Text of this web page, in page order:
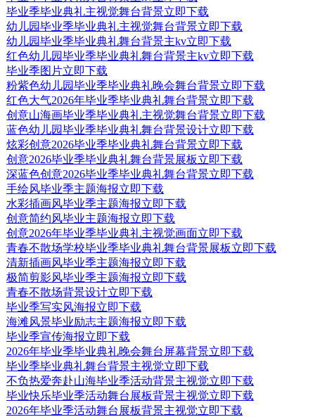
毕业季毕业典礼主视觉舞台背景立即下载
幼儿园毕业季毕业典礼主视觉舞台背景立即下载
幼儿园毕业季毕业典礼舞台背景主kv立即下载
红色幼儿园毕业季毕业典礼舞台背景主kv立即下载
毕业季图片立即下载
粉紫色幼儿园毕业季毕业典礼晚会舞台背景立即下载
红色大气2026年毕业季毕业典礼舞台背景立即下载
创意山海画毕业季毕业典礼主视觉舞台背景立即下载
蓝色幼儿园毕业季毕业典礼舞台背景设计立即下载
炫彩创意2026毕业季毕业典礼舞台背景立即下载
创意2026毕业季毕业典礼舞台背景展板立即下载
深蓝色创意2026毕业季毕业典礼舞台背景立即下载
手绘风毕业季主题海报立即下载
水彩插画风毕业季主题海报立即下载
创意简约风毕业主题海报立即下载
创意2026年毕业季毕业典礼主视觉画面立即下载
青春不散场学校毕业季毕业典礼舞台背景展板立即下载
清新插画风毕业季主题海报立即下载
极简剪影风毕业季主题海报立即下载
青春不散场背景设计立即下载
毕业季写实风海报立即下载
海滩风景毕业励志主题海报立即下载
毕业季宣传海报立即下载
2026年毕业季毕业典礼晚会舞台屏幕背景立即下载
毕业季毕业典礼舞台背景主视觉立即下载
不负热爱奔赴山海毕业季活动背景主视觉立即下载
毕业快乐毕业季活动舞台展板背景主视觉立即下载
2026年毕业季活动舞台展板背景主视觉立即下载